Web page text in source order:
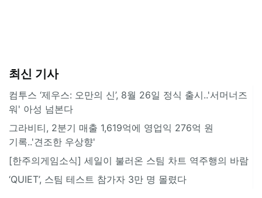
최신 기사
컴투스 ‘제우스: 오만의 신’, 8월 26일 정식 출시..'서머너즈
워' 아성 넘본다
그라비티, 2분기 매출 1,619억에 영업익 276억 원
기록..'견조한 우상향'
[한주의게임소식] 세일이 불러온 스팀 차트 역주행의 바람
‘QUIET’, 스팀 테스트 참가자 3만 명 몰렸다